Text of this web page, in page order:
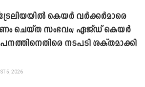
കെയർ വർക്കർമാരെ
ചെയ്ത സംഭവം; ഏജ്ഡ് കെയർ
നടപടി ശക്തമാക്കി
5, 2026